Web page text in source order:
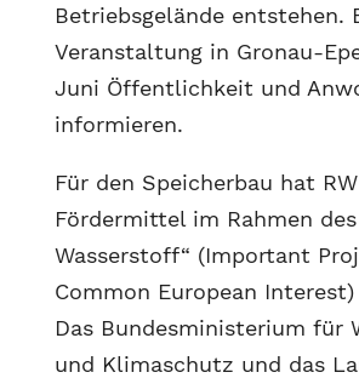
Betriebsgelände entstehen.
Veranstaltung in Gronau-
Juni Öffentlichkeit und
informieren.
Für den Speicherbau hat
Fördermittel im Rahmen des
Wasserstoff“ (Important
Common European
Das Bundesministerium für
und Klimaschutz und das